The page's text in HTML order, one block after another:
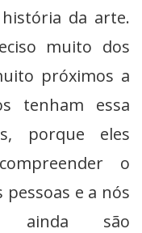
da arte.
muito dos
próximos a
tenham essa
porque eles
o
e a nós
ainda são